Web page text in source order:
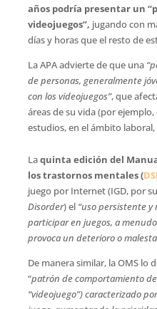
años podría presentar un
videojuegos”, jugando con
días y horas que el resto de
La APA advierte de que una
de personas, generalmente
con los videojuegos”, que
áreas de su vida (por
estudios, en el ámbito laboral,
Laquinta edición del
los trastornos mentales (
juego por Internet (IGD, por
Disorder) el “uso persistente
participar en juegos, a
provoca un deterioro o
De manera similar, la OMS lo
“patrón de comportamiento
“videojuego”) caracterizado